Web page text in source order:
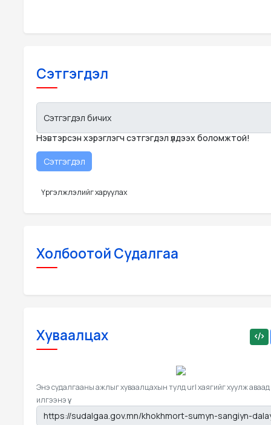
Сэтгэгдэл
Сэтгэгдэл бичих
Нэвтэрсэн хэрэглэгч сэтгэгдэл үлдээх боломжтой!
Үргэлжлэлийг харуулах
Холбоотой Судалгаа
Хуваалцах
Энэ судалгааны ажлыг хуваалцахын тулд url хаягийг хуулж аваад
илгээнэ үү.